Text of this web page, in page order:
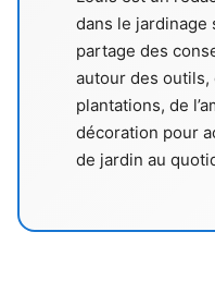
dans le jardinage
partage des
autour des
plantations, de
décoration pour
de jardin au